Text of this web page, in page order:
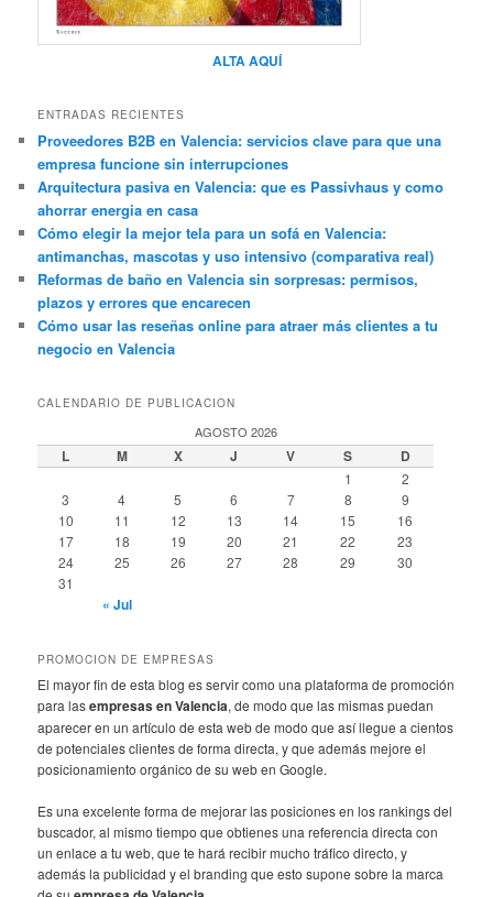
ALTA AQUÍ
ENTRADAS RECIENTES
Proveedores B2B en Valencia: servicios clave para que una
empresa funcione sin interrupciones
Arquitectura pasiva en Valencia: que es Passivhaus y como
ahorrar energia en casa
Cómo elegir la mejor tela para un sofá en Valencia:
antimanchas, mascotas y uso intensivo (comparativa real)
Reformas de baño en Valencia sin sorpresas: permisos,
plazos y errores que encarecen
Cómo usar las reseñas online para atraer más clientes a tu
negocio en Valencia
CALENDARIO DE PUBLICACION
AGOSTO 2026
L M X J V S D
1
2
3
4 5 6 7 8
9
10
11 12 13 14 15
16
17
18 19 20 21 22
23
24
25 26 27 28 29
30
31
« Jul
PROMOCION DE EMPRESAS
El mayor fin de esta blog es servir como una plataforma de promoción
para lasempresas en Valencia, de modo que las mismas puedan
aparecer en un artículo de esta web de modo que así llegue a cientos
de potenciales clientes de forma directa, y que además mejore el
posicionamiento orgánico de su web en Google.
Es una excelente forma de mejorar las posiciones en los rankings del
buscador, al mismo tiempo que obtienes una referencia directa con
un enlace a tu web, que te hará recibir mucho tráfico directo, y
además la publicidad y el branding que esto supone sobre la marca